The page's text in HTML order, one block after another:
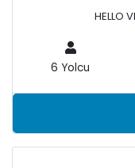
HELLO
6 Yolcu